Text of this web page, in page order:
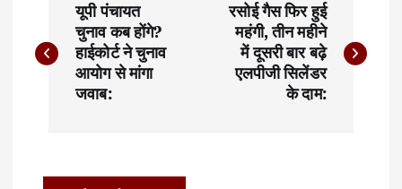
s
a
यूपी पंचायत
चुनाव कब होंगे?
हाईकोर्ट ने चुनाव
आयोग से मांगा
जवाब:
रसोई गैस फिर हुई
महंगी, तीन महीने
में दूसरी बार बढ़े
एलपीजी सिलेंडर
के दाम: